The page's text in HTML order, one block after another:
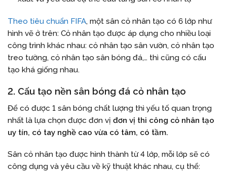
Theo tiêu chuẩn FIFA, một sân cỏ nhân tạo có 6 lớp như
hình vẽ ở trên: Cỏ nhân tạo được áp dụng cho nhiều loại
công trình khác nhau: cỏ nhân tạo sân vườn, cỏ nhân tạo
treo tường, cỏ nhân tạo sân bóng đá,… thì cũng có cấu
tạo khá giống nhau.
2. Cấu tạo nền sân bóng đá cỏ nhân tạo
Để có được 1 sân bóng chất lượng thì yếu tố quan trọng
nhất là lựa chọn được đơn vị đơn vị thi công cỏ nhân tạo
uy tín, có tay nghề cao vừa có tâm, có tầm.
Sân cỏ nhân tạo được hình thành từ 4 lớp, mỗi lớp sẽ có
công dụng và yêu cầu về kỹ thuật khác nhau, cụ thể: